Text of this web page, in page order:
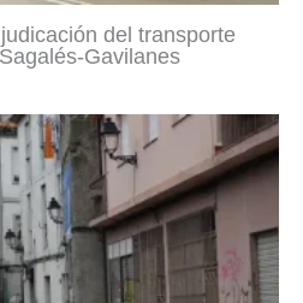
del transporte
Gavilanes